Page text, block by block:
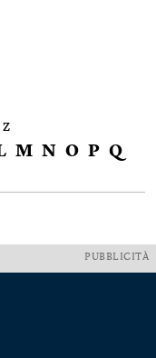
M N O P Q
PUBBLICITÀ